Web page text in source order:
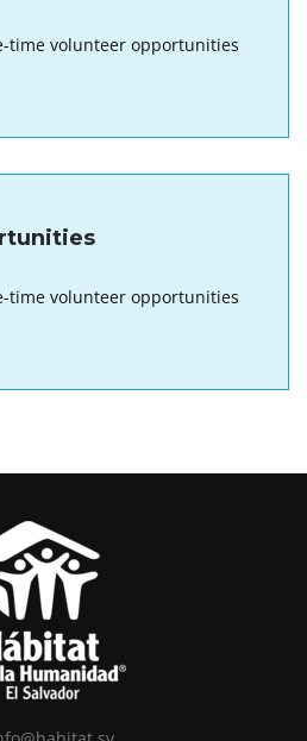
time volunteer opportunities
time volunteer opportunities